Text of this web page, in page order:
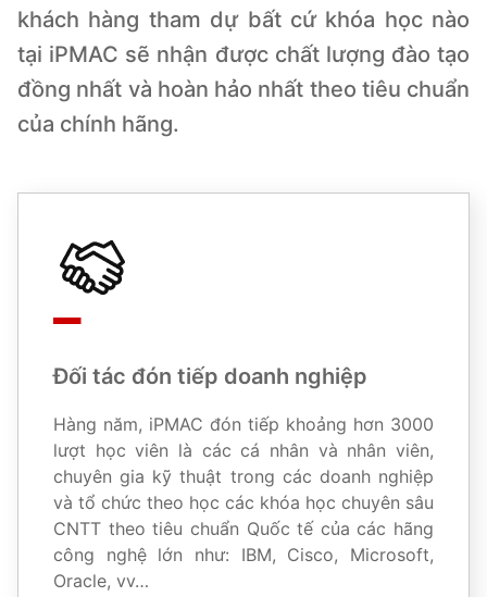
khách hàng tham dự bất cứ khóa học nào
tại iPMAC sẽ nhận được chất lượng đào tạo
đồng nhất và hoàn hảo nhất theo tiêu chuẩn
của chính hãng.
Đối tác đón tiếp doanh nghiệp
Hàng năm, iPMAC đón tiếp khoảng hơn 3000
lượt học viên là các cá nhân và nhân viên,
chuyên gia kỹ thuật trong các doanh nghiệp
và tổ chức theo học các khóa học chuyên sâu
CNTT theo tiêu chuẩn Quốc tế của các hãng
công nghệ lớn như: IBM, Cisco, Microsoft,
Oracle, vv…